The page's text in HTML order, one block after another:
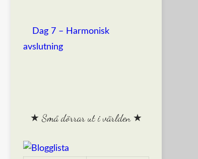
Dag 7 – Harmonisk
avslutning
★ Små dörrar ut i världen ★